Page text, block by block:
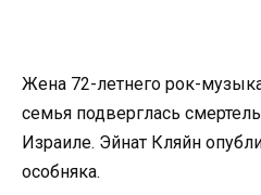
Жена 72-летнего рок-
семья подверглась
Израиле. Эйнат Кляйн
особняка.